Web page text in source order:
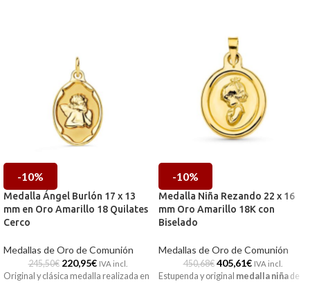
-10%
Medalla Ángel Burlón 17 x 13
mm en Oro Amarillo 18 Quilates
Cerco
Medallas de Oro de Comunión
245,50€ 220,95€ IVA incl.
Original y clásica medalla realizada en
-10%
Medalla Niña Rezando 22 x 16
mm Oro Amarillo 18K con
Biselado
Medallas de Oro de Comunión
450,68€ 405,61€ IVA incl.
Estupenda y original medalla niña de